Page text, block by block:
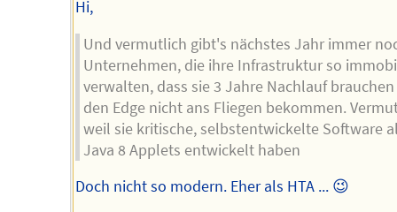
Hi,
Und vermutlich gibt's nächstes Jahr immer
Unternehmen, die ihre Infrastruktur so
verwalten, dass sie 3 Jahre Nachlauf
den Edge nicht ans Fliegen bekommen.
weil sie kritische, selbstentwickelte Software
Java 8 Applets entwickelt haben
Doch nicht so modern. Eher als HTA ... 😉